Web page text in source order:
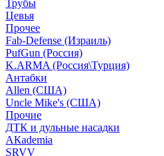
Трубы
Цевья
Прочее
Fab-Defense (Израиль)
PufGun (Россия)
K.ARMA (Россия\Турция)
Антабки
Allen (США)
Uncle Mike's (США)
Прочие
ДТК и дульные насадки
АКademia
SRVV